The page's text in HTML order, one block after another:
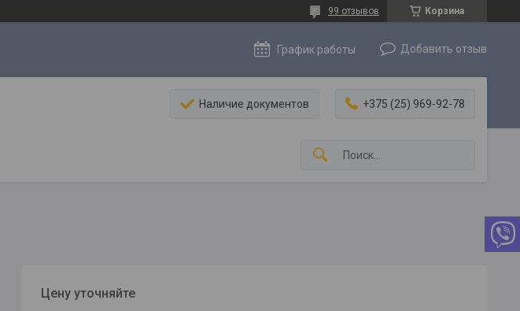
Корзина
99 отзывов
График работы Добавить отзыв
Наличие документов +375 (25) 969-92-78
Цену уточняйте